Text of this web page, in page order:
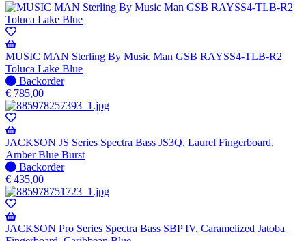
voorraad
-
Wordt
verzonden
wanneer
beschikbaar
MUSIC MAN Sterling By Music Man GSB RAYSS4-TLB-R2
Toluca Lake Blue
Niet
op
voorraad
-
Wordt
verzonden
wanneer
beschikbaar
Backorder
€ 785,00
JACKSON JS Series Spectra Bass JS3Q, Laurel Fingerboard,
Amber Blue Burst
Niet
op
voorraad
-
Wordt
verzonden
Backorder
€ 435,00
JACKSON Pro Series Spectra Bass SBP IV, Caramelized Jatoba